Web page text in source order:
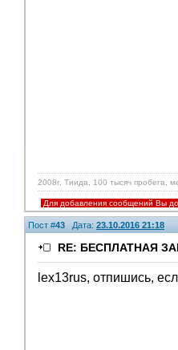
2008г, Тиида, 100 тысяч пробега,
Для добавления сообщений Вы
Пост #43 Дата: 23.10.2016 21:18
RE: БЕСПЛАТНАЯ
lex13rus, отпишись,